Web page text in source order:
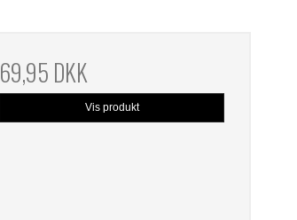
69,95 DKK
Vis produkt